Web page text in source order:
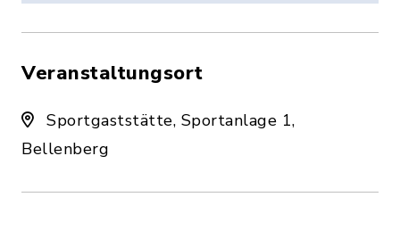
Veranstaltungsort
Sportgaststätte, Sportanlage 1,
Bellenberg